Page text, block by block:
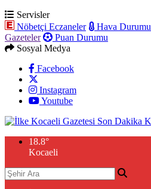
Servisler
Nöbetçi Eczaneler
Hava Durumu
Gazeteler
Puan Durumu
Sosyal Medya
Facebook
Instagram
Youtube
18.8°
Kocaeli